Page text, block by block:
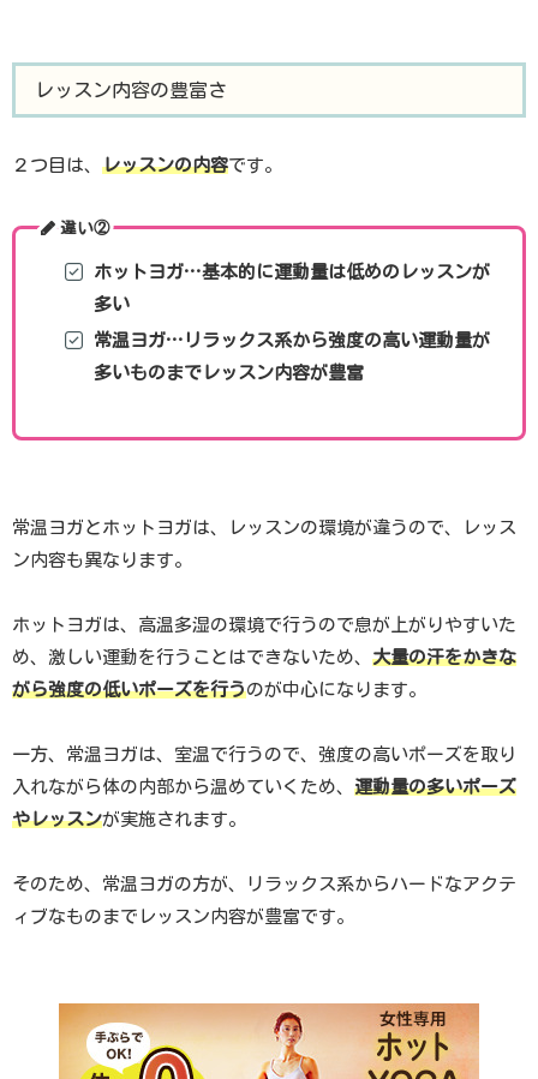
レッスン内容の豊富さ
２つ目は、 レッスンの内容です。
違い②
ホットヨガ…基本的に運動量は低めのレッスンが
多い
常温ヨガ…リラックス系から強度の高い運動量が
多いものまでレッスン内容が豊富
常温ヨガとホットヨガは、レッスンの環境が違うので、レッス
ン内容も異なります。
ホットヨガは、高温多湿の環境で行うので息が上がりやすいた
め、激しい運動を行うことはできないため、 大量の汗をかきな
がら強度の低いポーズを行うのが中心になります。
一方、常温ヨガは、室温で行うので、強度の高いポーズを取り
入れながら体の内部から温めていくため、 運動量の多いポーズ
やレッスンが実施されます。
そのため、常温ヨガの方が、リラックス系からハードなアクテ
ィブなものまでレッスン内容が豊富です。